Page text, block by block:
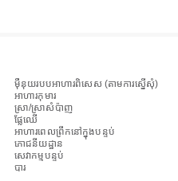
ម៉ឺនុយរបបអាហារពិសេស (តាមការស្នើសុំ)
អាហារកុមារ
ស្រា/ស្រាសំប៉ាញ
ផ្លែឈើ
អាហារពេលព្រឹកនៅក្នុងបន្ទប់
ភោជនីយដ្ឋាន
សេវាកម្មបន្ទប់
បារ